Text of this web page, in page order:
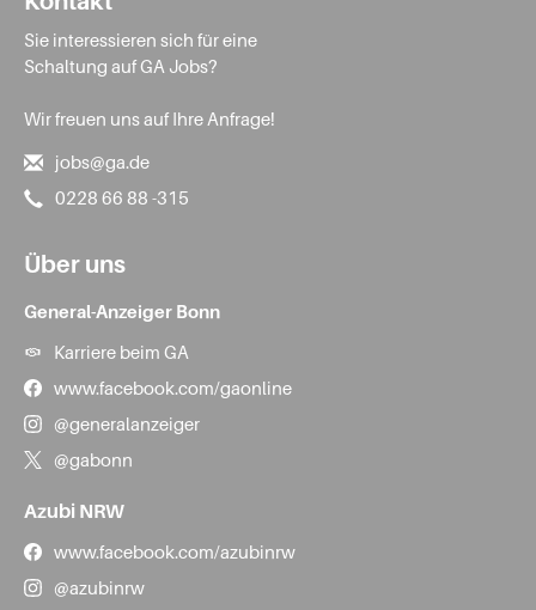
Sie interessieren sich für eine
Schaltung auf GA Jobs?
Wir freuen uns auf Ihre Anfrage!
jobs@ga.de
0228 66 88 -315
Über uns
General-Anzeiger Bonn
Karriere beim GA
www.facebook.com/gaonline
@generalanzeiger
@gabonn
Azubi NRW
www.facebook.com/azubinrw
@azubinrw